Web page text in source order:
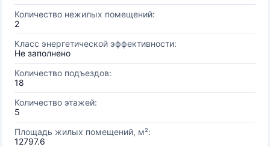
Количество нежилых помещений:
2
Класс энергетической эффективности:
Не заполнено
Количество подъездов:
18
Количество этажей:
5
Площадь жилых помещений, м²:
12797.6